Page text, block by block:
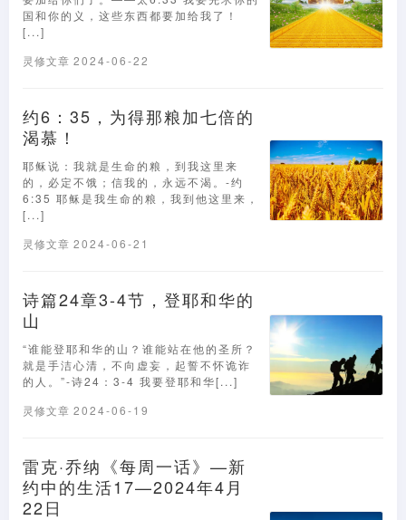
国和你的义，这些东西都要加给我了！
[...]
灵修文章 2024-06-22
约6：35，为得那粮加七倍的
渴慕！
耶稣说：我就是生命的粮，到我这里来
的，必定不饿；信我的，永远不渴。-约
6:35 耶稣是我生命的粮，我到他这里来，
[...]
灵修文章 2024-06-21
诗篇24章3-4节，登耶和华的
山
“谁能登耶和华的山？谁能站在他的圣所？
就是手洁心清，不向虚妄，起誓不怀诡诈
的人。”-诗24：3-4 我要登耶和华[...]
灵修文章 2024-06-19
雷克·乔纳《每周一话》—新
约中的生活17—2024年4月
22日